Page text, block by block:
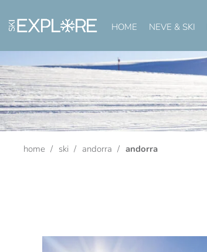
HOME NEVE & SKI
home ski andorra andorra